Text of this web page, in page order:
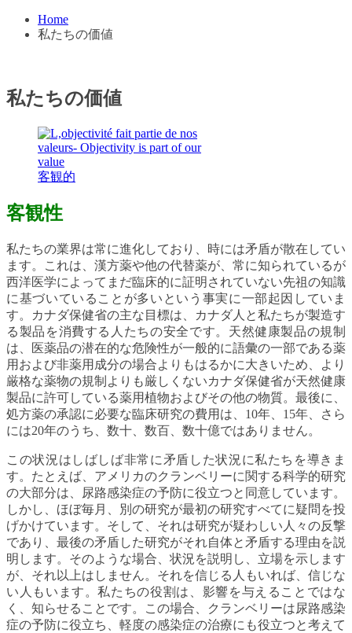
Home
私たちの価値
私たちの価値
客観的
客観性
私たちの業界は常に進化しており、時には矛盾が散在してい
ます。これは、漢方薬や他の代替薬が、常に知られているが
西洋医学によってまだ臨床的に証明されていない先祖の知識
に基づいていることが多いという事実に一部起因していま
す。カナダ保健省の主な目標は、カナダ人と私たちが製造す
る製品を消費する人たちの安全です。天然健康製品の規制
は、医薬品の潜在的な危険性が一般的に語彙の一部である薬
用および非薬用成分の場合よりもはるかに大きいため、より
厳格な薬物の規制よりも厳しくないカナダ保健省が天然健康
製品に許可している薬用植物およびその他の物質。最後に、
処方薬の承認に必要な臨床研究の費用は、10年、15年、さら
には20年のうち、数十、数百、数十億ではありません。
この状況はしばしば非常に矛盾した状況に私たちを導きま
す。たとえば、アメリカのクランベリーに関する科学的研究
の大部分は、尿路感染症の予防に役立つと同意しています。
しかし、ほぼ毎月、別の研究が最初の研究すべてに疑問を投
げかけています。そして、それは研究が疑わしい人々の反撃
であり、最後の矛盾した研究がそれ自体と矛盾する理由を説
明します。そのような場合、状況を説明し、立場を示します
が、それ以上はしません。それを信じる人もいれば、信じな
い人もいます。私たちの役割は、影響を与えることではな
く、知らせることです。この場合、クランベリーは尿路感染
症の予防に役立ち、軽度の感染症の治療にも役立つと考えて